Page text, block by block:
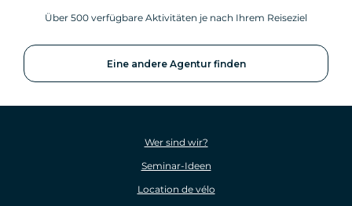
Über 500 verfügbare Aktivitäten je nach Ihrem Reiseziel
Eine andere Agentur finden
Wer sind wir?
Seminar-Ideen
Location de vélo